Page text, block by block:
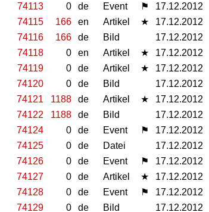
74113
0 de Event ⚑ 17.12.2012
74115
166 en Artikel ★ 17.12.2012
74116
166 de Bild 17.12.2012
74118
0 en Artikel ★ 17.12.2012
74119
0 de Artikel ★ 17.12.2012
74120
0 de Bild 17.12.2012
74121
1188 de Artikel ★ 17.12.2012
74122
1188 de Bild 17.12.2012
74124
0 de Event ⚑ 17.12.2012
74125
0 de Datei 17.12.2012
74126
0 de Event ⚑ 17.12.2012
74127
0 de Artikel ★ 17.12.2012
74128
0 de Event ⚑ 17.12.2012
74129
0 de Bild 17.12.2012